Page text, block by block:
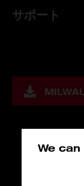
We
サポート